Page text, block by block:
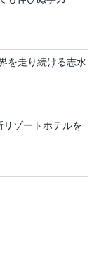
を走り続ける志水
リゾートホテルを